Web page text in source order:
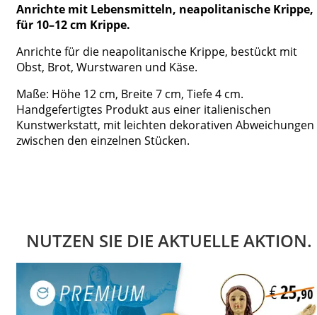
Anrichte mit Lebensmitteln, neapolitanische Krippe,
für 10–12 cm Krippe.
Anrichte für die neapolitanische Krippe, bestückt mit
Obst, Brot, Wurstwaren und Käse.
Maße: Höhe 12 cm, Breite 7 cm, Tiefe 4 cm.
Handgefertigtes Produkt aus einer italienischen
Kunstwerkstatt, mit leichten dekorativen Abweichungen
zwischen den einzelnen Stücken.
NUTZEN SIE DIE AKTUELLE AKTION.